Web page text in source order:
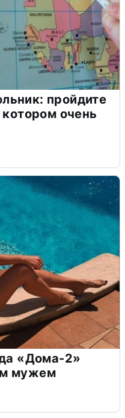
пройдите
очень
«Дома-2»
мужем